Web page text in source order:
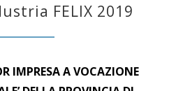
FELIX 2019
IMPRESA A VOCAZIONE